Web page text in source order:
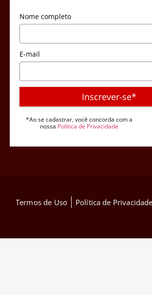
Nome completo
E-mail
Inscrever-se*
*Ao se cadastrar, você concorda com a
nossa Política de Privacidade
Termos de Uso Política de Privacidade